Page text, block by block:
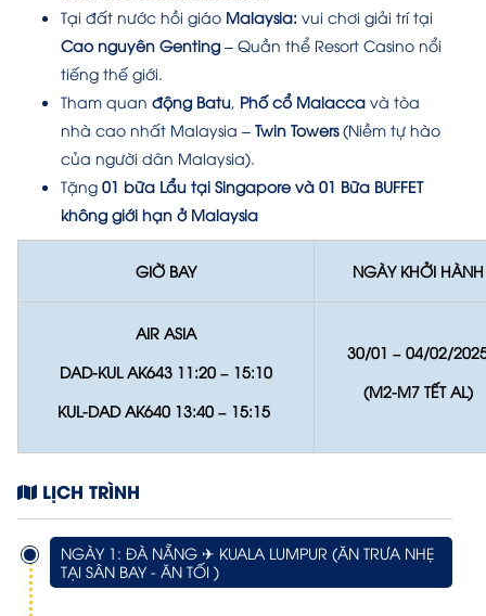
Tại đất nước hồi giáo Malaysia: vui chơi giải trí tại
Cao nguyên Genting – Quần thể Resort Casino nổi
tiếng thế giới.
Tham quan động Batu, Phố cổ Malacca và tòa
nhà cao nhất Malaysia – Twin Towers (Niềm tự hào
của người dân Malaysia).
Tặng 01 bữa Lẩu tại Singapore và 01 Bữa BUFFET
không giới hạn ở Malaysia
GIỜ BAY NGÀY KHỞI HÀNH
AIR ASIA
DAD-KUL AK643 11:20 – 15:10
KUL-DAD AK640 13:40 – 15:15
30/01 – 04/02/
(M2-M7 TẾT AL)
LỊCH TRÌNH
NGÀY 1: ĐÀ NẴNG ✈ KUALA LUMPUR (ĂN TRƯA NHẸ
TẠI SÂN BAY - ĂN TỐI )